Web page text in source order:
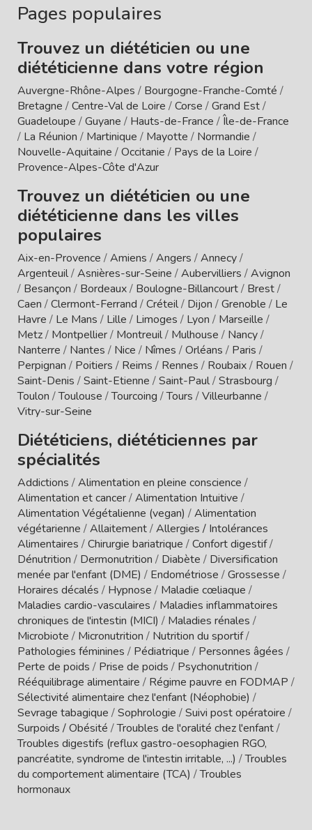
Pages populaires
Trouvez un diététicien ou une
diététicienne dans votre région
Auvergne-Rhône-Alpes / Bourgogne-Franche-Comté /
Bretagne /Centre-Val de Loire /Corse /Grand Est/
Guadeloupe /Guyane / Hauts-de-France /Île-de-France
/ La Réunion / Martinique / Mayotte / Normandie /
Nouvelle-Aquitaine /Occitanie / Pays de la Loire /
Provence-Alpes-Côte d'Azur
Trouvez un diététicien ou une
diététicienne dans les villes
populaires
Aix-en-Provence /Amiens /Angers /Annecy/
Argenteuil/Asnières-sur-Seine /Aubervilliers /Avignon
/ Besançon / Bordeaux/ Boulogne-Billancourt/ Brest/
Caen /Clermont-Ferrand /Créteil/ Dijon /Grenoble / Le
Havre / Le Mans / Lille / Limoges / Lyon / Marseille /
Metz/ Montpellier/ Montreuil/ Mulhouse / Nancy/
Nanterre / Nantes / Nice / Nîmes /Orléans / Paris /
Perpignan / Poitiers / Reims / Rennes / Roubaix/ Rouen /
Saint-Denis /Saint-Etienne /Saint-Paul/Strasbourg /
Toulon /Toulouse /Tourcoing /Tours /Villeurbanne /
Vitry-sur-Seine
Diététiciens, diététiciennes par
spécialités
Addictions /Alimentation en pleine conscience /
Alimentation et cancer/Alimentation Intuitive /
Alimentation Végétalienne (vegan) /Alimentation
végétarienne /Allaitement/Allergies / Intolérances
Alimentaires /Chirurgie bariatrique /Confort digestif/
Dénutrition / Dermonutrition / Diabète / Diversification
menée par l'enfant (DME) / Endométriose /Grossesse /
Horaires décalés / Hypnose / Maladie cœliaque /
Maladies cardio-vasculaires / Maladies inflammatoires
chroniques de l'intestin (MICI) / Maladies rénales /
Microbiote / Micronutrition / Nutrition du sportif/
Pathologies féminines / Pédiatrique / Personnes âgées /
Perte de poids / Prise de poids / Psychonutrition /
Rééquilibrage alimentaire / Régime pauvre en FODMAP /
Sélectivité alimentaire chez l'enfant (Néophobie) /
Sevrage tabagique /Sophrologie /Suivi post opératoire /
Surpoids / Obésité /Troubles de l'oralité chez l'enfant/
Troubles digestifs (reflux gastro-oesophagien RGO,
pancréatite, syndrome de l'intestin irritable, ...) /Troubles
du comportement alimentaire (TCA) /Troubles
hormonaux